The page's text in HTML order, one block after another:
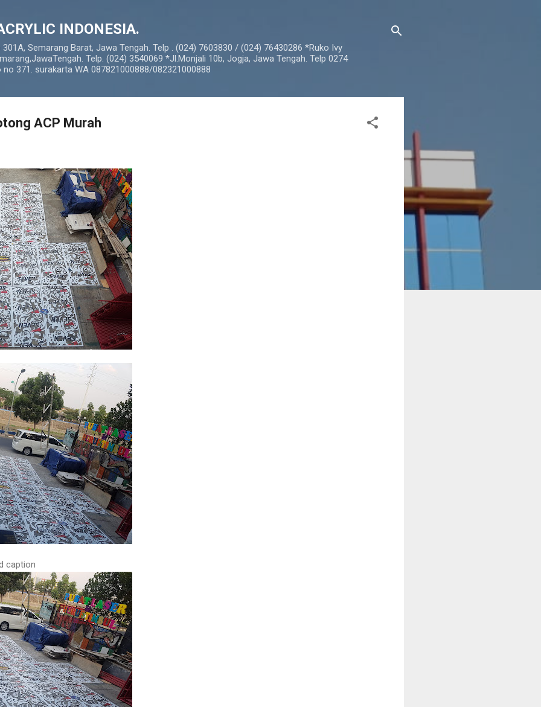
INDONESIA.
Semarang Barat, Jawa Tengah. Telp . (024) 7603830 / (024) 76430286 *Ruko Ivy
Telp. (024) 3540069 *Jl.Monjali 10b, Jogja, Jawa Tengah. Telp 0274
371. surakarta WA 087821000888/082321000888
ACP Murah
caption